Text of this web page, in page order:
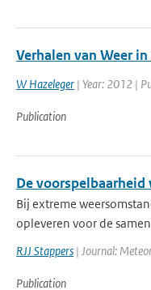
Verhalen van Weer
W Hazeleger | Year: 2012 |
Publication
De voorspelbaarheid
Bij extreme
opleveren voor de
RJJ Stappers | Journal:
Publication